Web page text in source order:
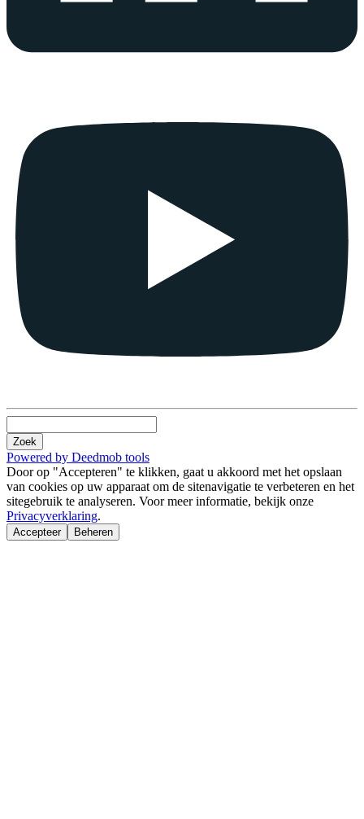
Zoek
Powered by Deedmob tools
Door op "Accepteren" te klikken, gaat u akkoord met het opslaan
van cookies op uw apparaat om de sitenavigatie te verbeteren en het
sitegebruik te analyseren. Voor meer informatie, bekijk onze
Privacyverklaring.
Accepteer Beheren